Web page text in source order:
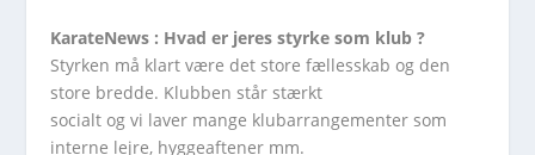
KarateNews : Hvad er jeres styrke som klub ?
Styrken må klart være det store fællesskab og den
store bredde. Klubben står stærkt
socialt og vi laver mange klubarrangementer som
interne lejre, hyggeaftener mm.